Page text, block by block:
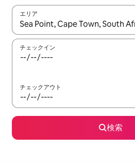
エリア
検索結果が表示されたら、上下の矢
チェックイン
チェックアウト
検索